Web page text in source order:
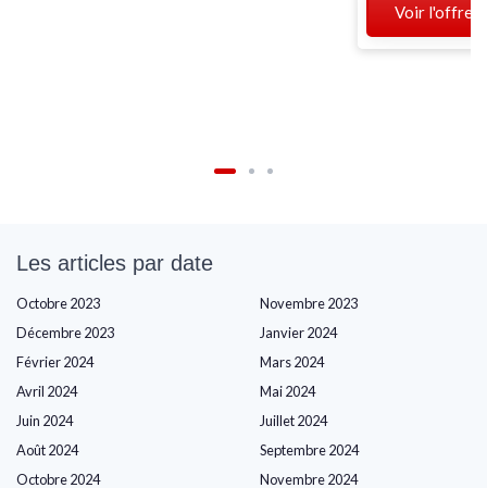
Voir l'offre
Les articles par date
Octobre 2023
Novembre 2023
Décembre 2023
Janvier 2024
Février 2024
Mars 2024
Avril 2024
Mai 2024
Juin 2024
Juillet 2024
Août 2024
Septembre 2024
Octobre 2024
Novembre 2024